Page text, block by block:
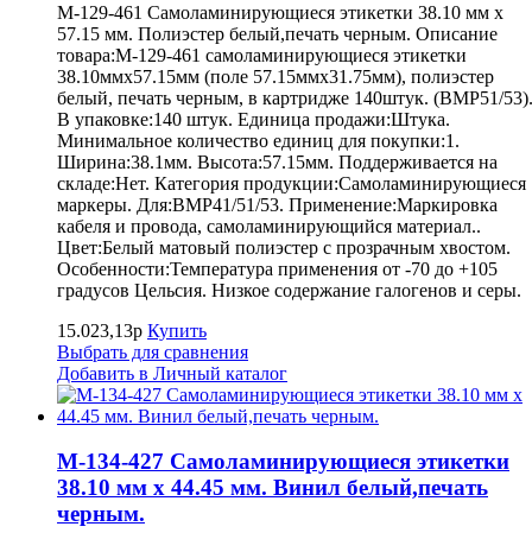
M-129-461 Самоламинирующиеся этикетки 38.10 мм х
57.15 мм. Полиэстер белый,печать черным. Описание
товара:M-129-461 самоламинирующиеся этикетки
38.10ммх57.15мм (поле 57.15ммх31.75мм), полиэстер
белый, печать черным, в картридже 140штук. (BMP51/53).
В упаковке:140 штук. Единица продажи:Штука.
Минимальное количество единиц для покупки:1.
Ширина:38.1мм. Высота:57.15мм. Поддерживается на
складе:Нет. Категория продукции:Самоламинирующиеся
маркеры. Для:BMP41/51/53. Применение:Маркировка
кабеля и провода, самоламинирующийся материал..
Цвет:Белый матовый полиэстер с прозрачным хвостом.
Особенности:Температура применения от -70 до +105
градусов Цельсия. Низкое содержание галогенов и серы.
15.023,13р Купить
Выбрать для сравнения
Добавить в Личный каталог
M-134-427 Самоламинирующиеся этикетки
38.10 мм х 44.45 мм. Винил белый,печать
черным.